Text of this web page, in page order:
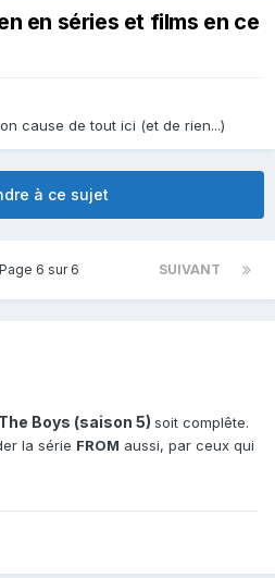
en séries et films en ce
cause de tout ici (et de rien...)
à ce sujet
SUIVANT
Page 6 sur 6
The Boys (saison 5) soit complête.
la série FROM aussi, par ceux qui